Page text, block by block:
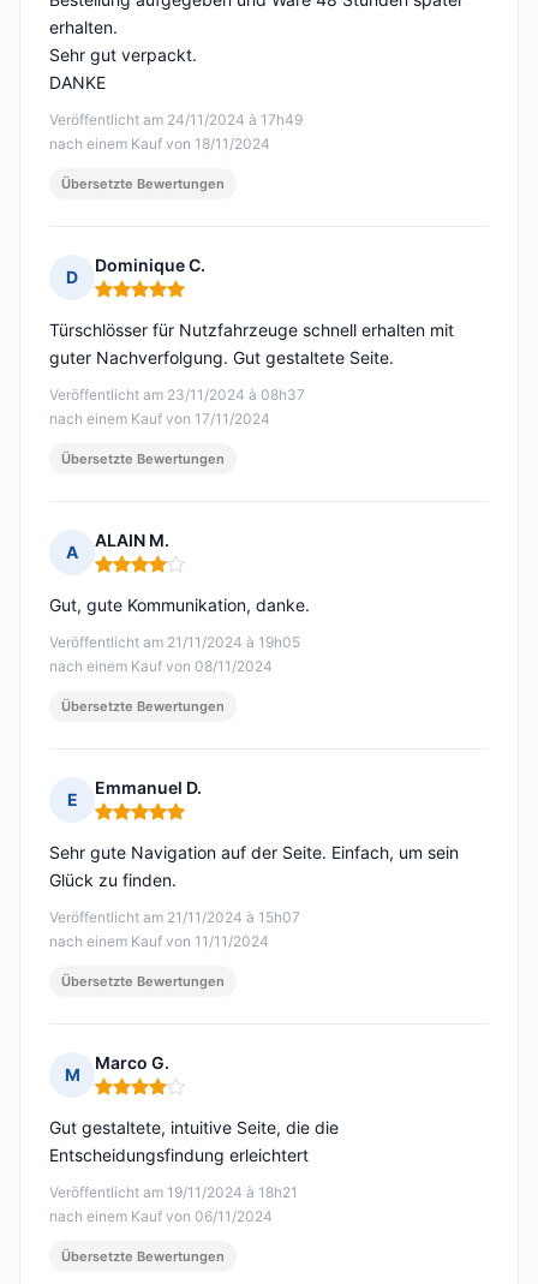
Veröffentlicht am 24/11/2024 à 17h49
nach einem Kauf von 18/11/2024
erhalten.
Sehr gut verpackt.
DANKE
Übersetzte Bewertungen
D
Dominique C.
Hinweis: 5 von 5
Veröffentlicht am 23/11/2024 à 08h37
nach einem Kauf von 17/11/2024
Türschlösser für Nutzfahrzeuge schnell erhalten mit
guter Nachverfolgung. Gut gestaltete Seite.
Übersetzte Bewertungen
A
ALAIN M.
Hinweis: 4 von 5
Veröffentlicht am 21/11/2024 à 19h05
nach einem Kauf von 08/11/2024
Gut, gute Kommunikation, danke.
Übersetzte Bewertungen
E
Emmanuel D.
Hinweis: 5 von 5
Veröffentlicht am 21/11/2024 à 15h07
nach einem Kauf von 11/11/2024
Sehr gute Navigation auf der Seite. Einfach, um sein
Glück zu finden.
Übersetzte Bewertungen
M
Marco G.
Hinweis: 4 von 5
Veröffentlicht am 19/11/2024 à 18h21
nach einem Kauf von 06/11/2024
Gut gestaltete, intuitive Seite, die die
Entscheidungsfindung erleichtert
Übersetzte Bewertungen